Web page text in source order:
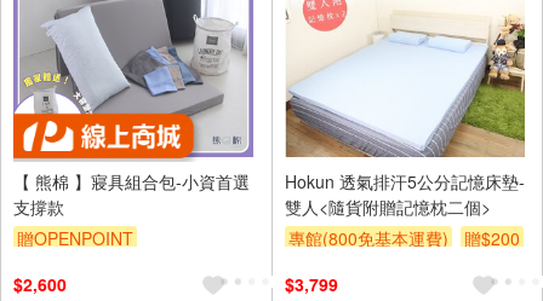
【 熊棉 】寢具組合包-小資首選
支撐款
贈OPENPOINT
$2,600
Hokun 透氣排汗5公分記憶床墊-
雙人<隨貨附贈記憶枕二個>
專館(800免基本運費)
贈$200
$3,799